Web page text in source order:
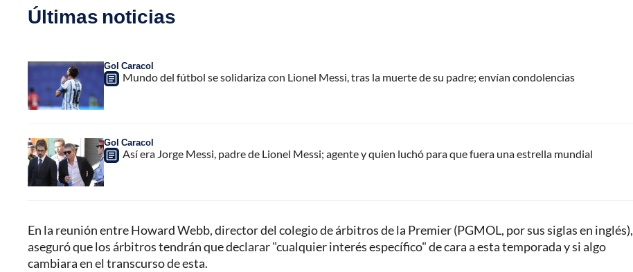
Últimas noticias
Gol Caracol
Mundo del fútbol se solidariza con Lionel Messi, tras la muerte de su padre; envían condolencias
Gol Caracol
Así era Jorge Messi, padre de Lionel Messi; agente y quien luchó para que fuera una estrella mundial
En la reunión entre Howard Webb, director del colegio de árbitros de la Premier (PGMOL, por sus siglas en inglés),
aseguró que los árbitros tendrán que declarar "cualquier interés específico" de cara a esta temporada y si algo
cambiara en el transcurso de esta.